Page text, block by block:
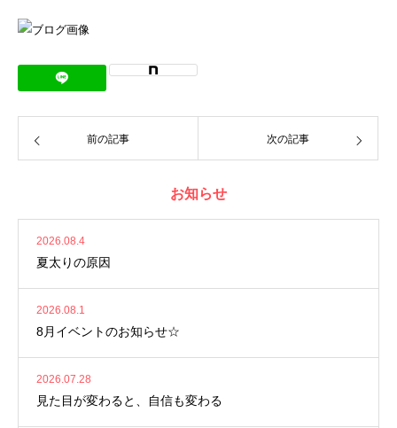
前の記事 次の記事
お知らせ
2026.08.4
夏太りの原因
2026.08.1
8月イベントのお知らせ☆
2026.07.28
見た目が変わると、自信も変わる